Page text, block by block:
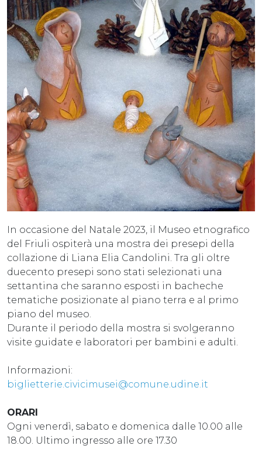
In occasione del Natale 2023, il Museo etnografico
del Friuli ospiterà una mostra dei presepi della
collazione di Liana Elia Candolini. Tra gli oltre
duecento presepi sono stati selezionati una
settantina che saranno esposti in bacheche
tematiche posizionate al piano terra e al primo
piano del museo.
Durante il periodo della mostra si svolgeranno
visite guidate e laboratori per bambini e adulti.
Informazioni:
biglietterie.civicimusei@comune.udine.it
ORARI
Ogni venerdì, sabato e domenica dalle 10.00 alle
18.00. Ultimo ingresso alle ore 17.30